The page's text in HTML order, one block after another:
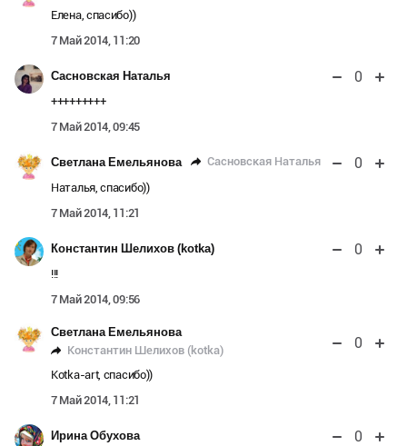
Елена, спасибо))
7 Май 2014, 11:20
Сасновская Наталья 0
+++++++++
7 Май 2014, 09:45
Светлана Емельянова Сасновская Наталья 0
Наталья, спасибо))
7 Май 2014, 11:21
Константин Шелихов (kotka) 0
!!!
7 Май 2014, 09:56
Светлана Емельянова
Константин Шелихов (kotka)
0
Kotka-art, спасибо))
7 Май 2014, 11:21
Ирина Обухова 0